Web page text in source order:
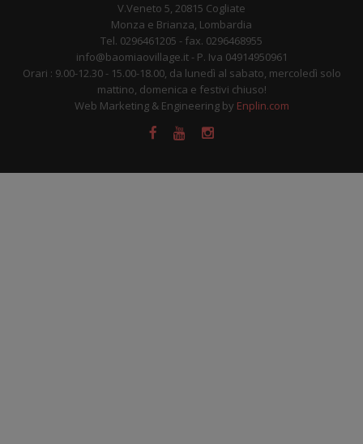
V.Veneto 5, 20815 Cogliate
Monza e Brianza, Lombardia
Tel. 0296461205 - fax. 0296468955
info@baomiaovillage.it - P. Iva 04914950961
Orari : 9.00-12.30 - 15.00-18.00, da lunedì al sabato, mercoledì solo
mattino, domenica e festivi chiuso!
Web Marketing & Engineering by Enplin.com